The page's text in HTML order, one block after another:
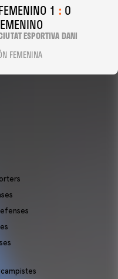
1 : 0
ESPORTIVA DANI
FEMENINA